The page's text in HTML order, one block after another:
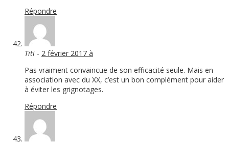
Répondre
Titi - 2 février 2017 à
Pas vraiment convaincue de son efficacité seule. Mais en
association avec du XX, c’est un bon complément pour aider
à éviter les grignotages.
Répondre